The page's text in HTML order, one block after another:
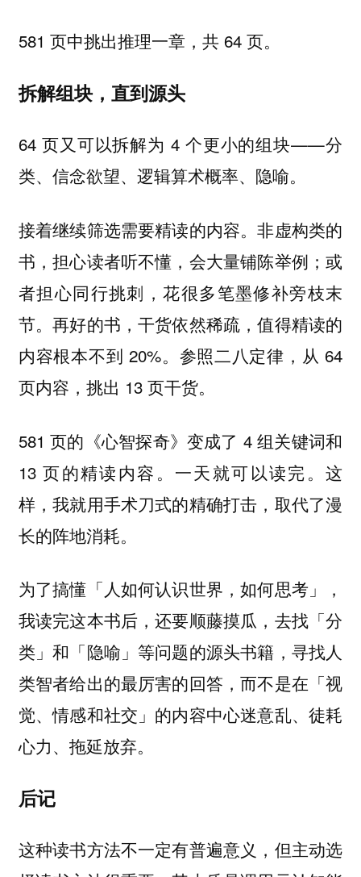
581 页中挑出推理一章，共 64 页。
拆解组块，直到源头
64 页又可以拆解为 4 个更小的组块——分
类、信念欲望、逻辑算术概率、隐喻。
接着继续筛选需要精读的内容。非虚构类的
书，担心读者听不懂，会大量铺陈举例；或
者担心同行挑刺，花很多笔墨修补旁枝末
节。再好的书，干货依然稀疏，值得精读的
内容根本不到 20%。参照二八定律，从 64
页内容，挑出 13 页干货。
581 页的《心智探奇》变成了 4 组关键词和
13 页的精读内容。一天就可以读完。这
样，我就用手术刀式的精确打击，取代了漫
长的阵地消耗。
为了搞懂「人如何认识世界，如何思考」，
我读完这本书后，还要顺藤摸瓜，去找「分
类」和「隐喻」等问题的源头书籍，寻找人
类智者给出的最厉害的回答，而不是在「视
觉、情感和社交」的内容中心迷意乱、徒耗
心力、拖延放弃。
后记
这种读书方法不一定有普遍意义，但主动选